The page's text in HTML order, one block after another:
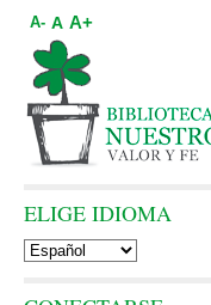
A- A A+
ELIGE IDIOMA